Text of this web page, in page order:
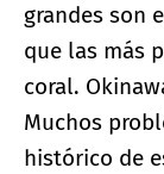
grandes son
que las más
coral.
Muchos
histórico de